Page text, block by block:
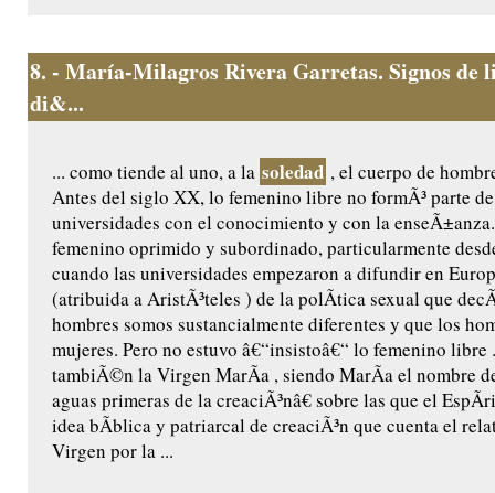
8. - María-Milagros Rivera Garretas. Signos de
di&...
... como tiende al uno, a la soledad , el cuerpo de
Antes del siglo XX, lo femenino libre no formÃ³ parte
universidades con el conocimiento y con la
femenino oprimido y subordinado, particularmente
cuando las universidades empezaron a difundir en
(atribuida a AristÃ³teles ) de la polÃ­tica sexual que
hombres somos sustancialmente diferentes y que los
mujeres. Pero no estuvo â€“insistoâ€“ lo femenino libre
tambiÃ©n la Virgen MarÃ­a , siendo MarÃ­a el nombre
aguas primeras de la creaciÃ³nâ€ sobre las que el
idea bÃ­blica y patriarcal de creaciÃ³n que cuenta el
Virgen por la ...